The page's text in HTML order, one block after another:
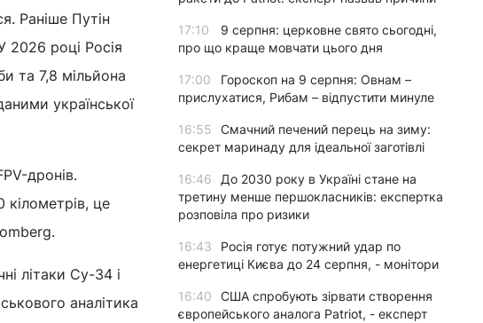
Раніше Путін
2026 році Росія
та 7,8 мільйона
української
дронів.
кілометрів, це
літаки Су-34 і
аналітика
17:10
9 серпня: церковне свято сьогодні,
про що краще мовчати цього дня
17:00
Гороскоп на 9 серпня: Овнам –
прислухатися, Рибам – відпустити минуле
16:55
Смачний печений перець на зиму:
секрет маринаду для ідеальної заготівлі
16:46
До 2030 року в Україні стане на
третину менше першокласників: експертка
розповіла про ризики
16:43
Росія готує потужний удар по
енергетиці Києва до 24 серпня, - монітори
16:40
США спробують зірвати створення
європейського аналога Patriot, - експерт